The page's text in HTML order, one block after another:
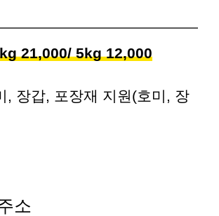
21,000/ 5kg 12,000
, 장갑, 포장재 지원(호미, 장
소